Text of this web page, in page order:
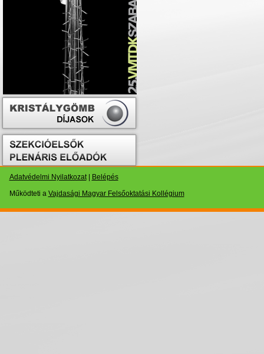
Adatvédelmi Nyilatkozat|
Belépés
Működteti a Vajdasági Magyar Felsőoktatási Kollégium